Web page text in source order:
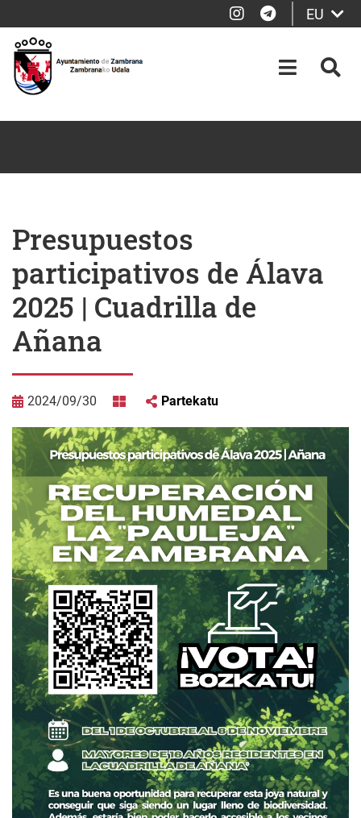
Instagram
Telegram
EU
OPEN-
Presupuestos
participativos de Álava
2025 | Cuadrilla de
Añana
2024/09/30 Partekatu